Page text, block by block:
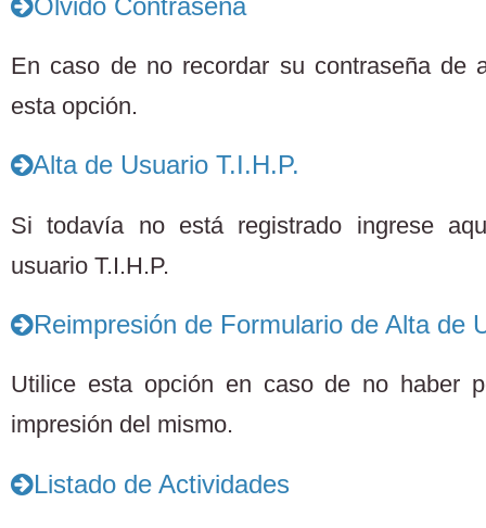
En caso de no recordar su contraseña de
esta opción.
Alta de Usuario T.I.H.P.
Si todavía no está registrado ingrese
usuario T.I.H.P.
Reimpresión de Formulario de Alta de
Utilice esta opción en caso de no haber
impresión del mismo.
Listado de Actividades